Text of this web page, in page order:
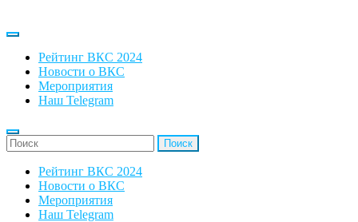
Рейтинг ВКС 2024
Новости о ВКС
Мероприятия
Наш Telegram
'Найти:
Рейтинг ВКС 2024
Новости о ВКС
Мероприятия
Наш Telegram